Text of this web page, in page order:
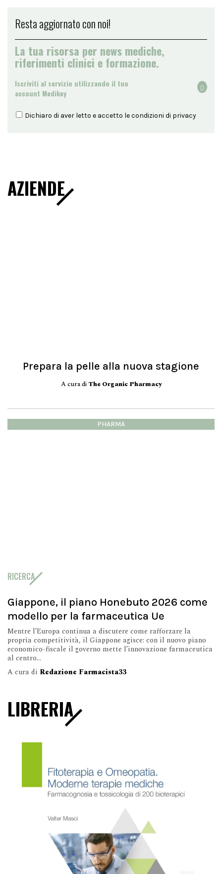
Resta aggiornato con noi!
La tua risorsa per news mediche,
riferimenti clinici e formazione.
Iscriviti al servizio utilizzando il tuo
account Medikey
Dichiaro di aver letto e accetto le condizioni di privacy
AZIENDE
Prepara la pelle alla nuova stagione
A cura di The Organic Pharmacy
PHARMA
RICERCA
Giappone, il piano Honebuto 2026 come
modello per la farmaceutica Ue
Mentre l’Europa continua a discutere come rafforzare la
propria competitività, il Giappone agisce: con il nuovo piano
economico-fiscale il governo mette l’innovazione farmaceutica
al centro...
A cura di Redazione Farmacista33
LIBRERIA